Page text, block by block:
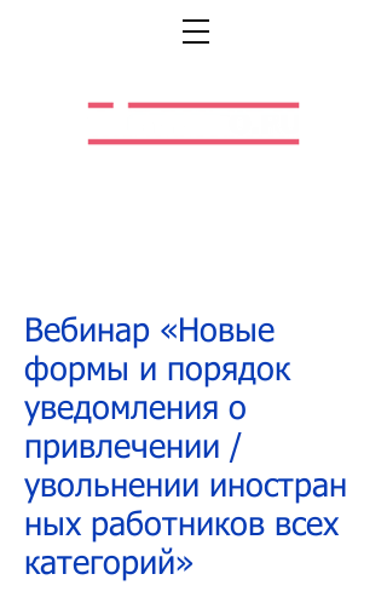
Вебинар «Новые
формы и порядок
уведомления о
привлечении /
увольнении иностран
ных работников всех
категорий»